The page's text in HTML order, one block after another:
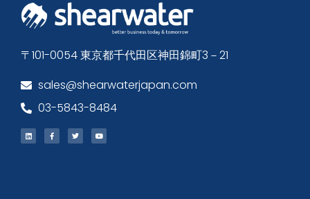
〒101-0054 東京都千代田区神田錦町3－21
sales@shearwaterjapan.com
03-5843-8484